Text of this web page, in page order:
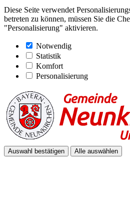
Diese Seite verwendet
betreten zu können, müssen Sie die
"Personalisierung" aktivieren.
Notwendig
Statistik
Komfort
Personalisierung
Auswahl bestätigen Alle auswählen